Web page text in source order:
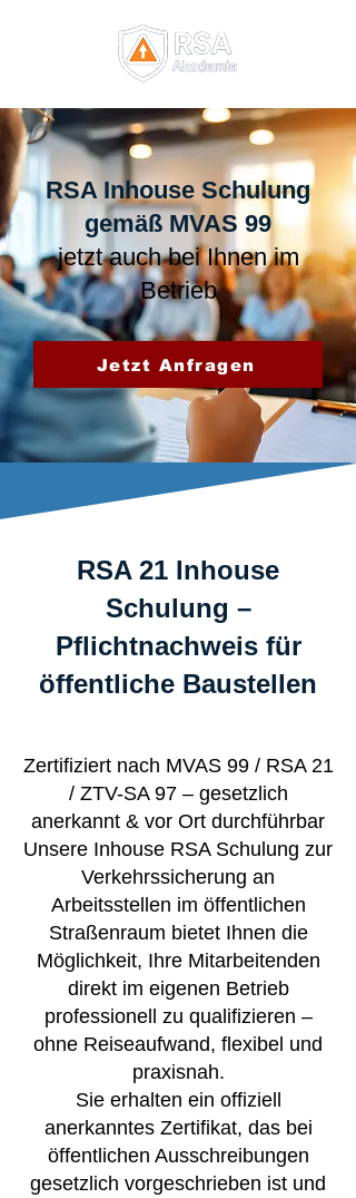
RSA Inhouse Schulung
gemäß MVAS 99
jetzt auch bei Ihnen im
Betrieb
Jetzt Anfragen
RSA 21 Inhouse
Schulung –
Pflichtnachweis für
öffentliche Baustellen
Zertifiziert nach MVAS 99 / RSA 21
/ ZTV-SA 97 – gesetzlich
anerkannt & vor Ort durchführbar
Unsere Inhouse RSA Schulung zur
Verkehrssicherung an
Arbeitsstellen im öffentlichen
Straßenraum bietet Ihnen die
Möglichkeit, Ihre Mitarbeitenden
direkt im eigenen Betrieb
professionell zu qualifizieren –
ohne Reiseaufwand, flexibel und
praxisnah.
Sie erhalten ein offiziell
anerkanntes Zertifikat, das bei
öffentlichen Ausschreibungen
gesetzlich vorgeschrieben ist und